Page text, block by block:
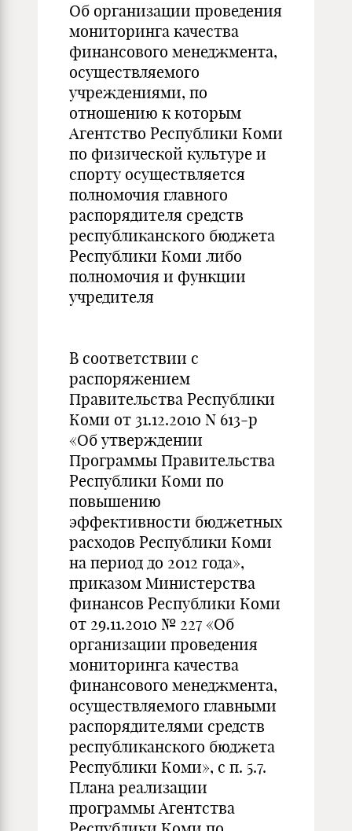
Об организации проведения
мониторинга качества
финансового менеджмента,
осуществляемого
учреждениями, по
отношению к которым
Агентство Республики Коми
по физической культуре и
спорту осуществляется
полномочия главного
распорядителя средств
республиканского бюджета
Республики Коми либо
полномочия и функции
учредителя
В соответствии с
распоряжением
Правительства Республики
Коми от 31.12.2010 N 613-р
«Об утверждении
Программы Правительства
Республики Коми по
повышению
эффективности бюджетных
расходов Республики Коми
на период до 2012 года»,
приказом Министерства
финансов Республики Коми
от 29.11.2010 № 227 «Об
организации проведения
мониторинга качества
финансового менеджмента,
осуществляемого главными
распорядителями средств
республиканского бюджета
Республики Коми», с п. 5.7.
Плана реализации
программы Агентства